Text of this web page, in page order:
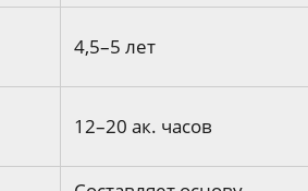
4,5–5 лет
12–20 ак. часов